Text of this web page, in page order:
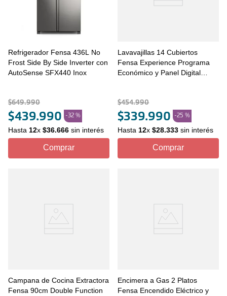
Refrigerador Fensa 436L No
Frost Side By Side Inverter con
AutoSense SFX440 Inox
$649.990
$439.990 -32 %
Hasta 12x $36.666 sin interés
Comprar
Lavavajillas 14 Cubiertos
Fensa Experience Programa
Económico y Panel Digital
$454.990
$339.990 -25 %
Hasta 12x$28.333 sin interés
Comprar
Campana de Cocina Extractora
Fensa 90cm Double Function
Encimera a Gas 2 Platos
Fensa Encendido Eléctrico y